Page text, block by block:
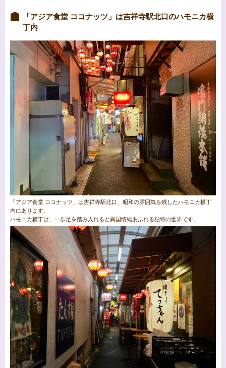
「アジア食堂 ココナッツ」は吉祥寺駅北口のハモニカ横
丁内
「アジア食堂 ココナッツ」は吉祥寺駅北口、昭和の雰囲気を残したハモニカ横丁
内にあります。
ハモニカ横丁は、一歩足を踏み入れると異国情緒あふれる独特の世界です。